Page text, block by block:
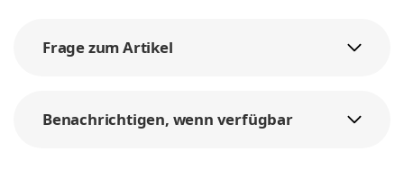
Frage zum Artikel
Benachrichtigen, wenn verfügbar